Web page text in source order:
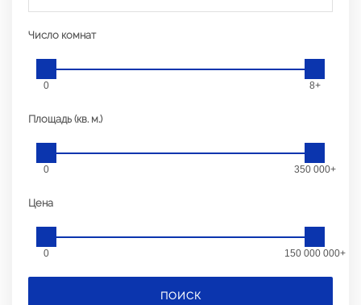
Число комнат
0 8+
Площадь (кв. м.)
0 350 000+
Цена
0 150 000 000+
ПОИСК